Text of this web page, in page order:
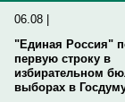
06.08 |
"Единая Россия"
первую строку в
избирательном
выборах в